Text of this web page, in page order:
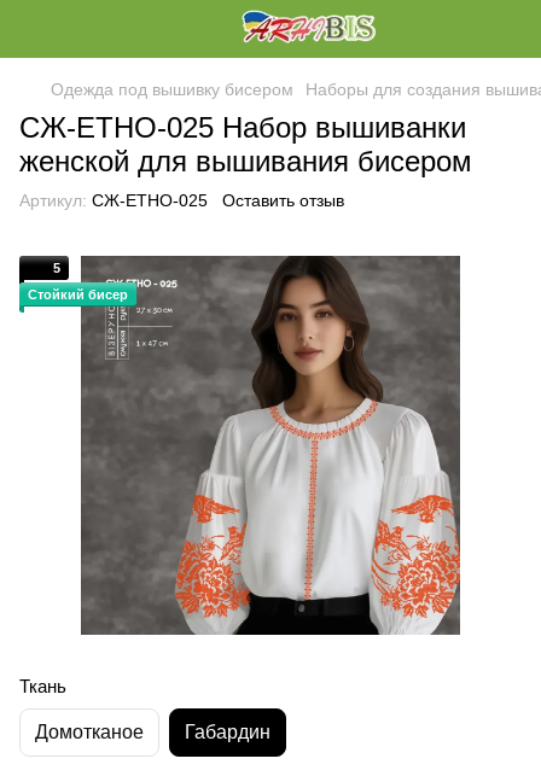
Одежда под вышивку бисером Наборы для создания
СЖ-ЕТНО-025 Набор вышиванки
женской для вышивания бисером
Артикул: СЖ-ЕТНО-025 Оставить отзыв
5
Стойкий бисер
Ткань
Домотканое Габардин